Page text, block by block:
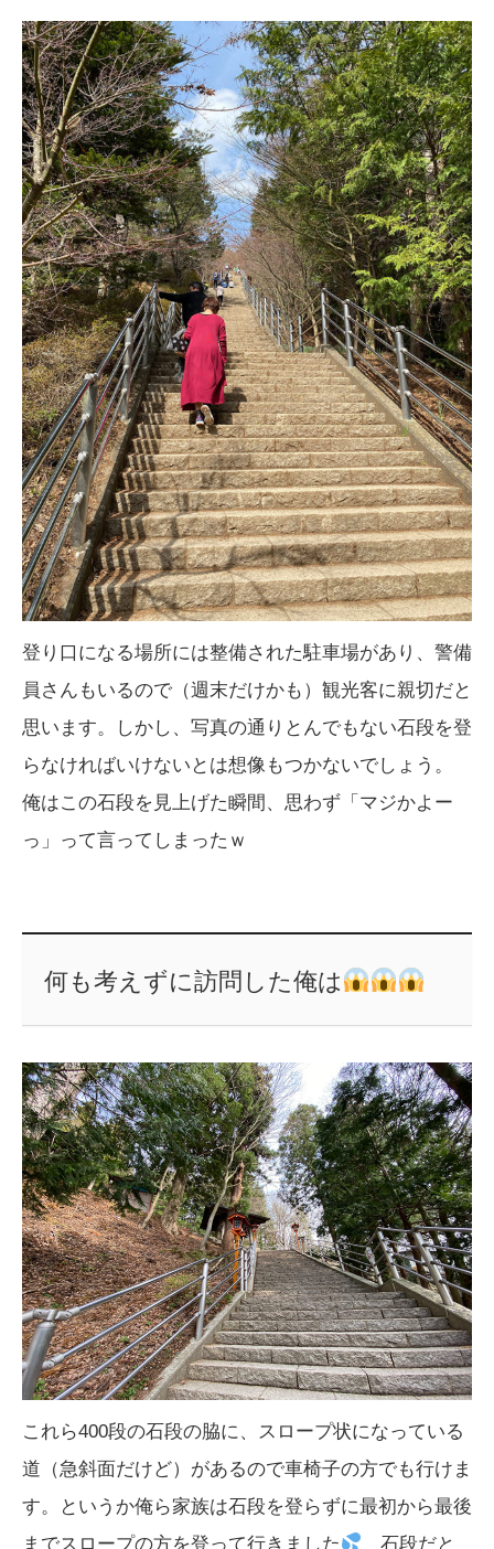
登り口になる場所には整備された駐車場があり、警備
員さんもいるので（週末だけかも）観光客に親切だと
思います。しかし、写真の通りとんでもない石段を登
らなければいけないとは想像もつかないでしょう。
俺はこの石段を見上げた瞬間、思わず「マジかよー
っ」って言ってしまったｗ
何も考えずに訪問した俺は
これら400段の石段の脇に、スロープ状になっている
道（急斜面だけど）があるので車椅子の方でも行けま
す。というか俺ら家族は石段を登らずに最初から最後
までスロープの方を登って行きました
石段だと